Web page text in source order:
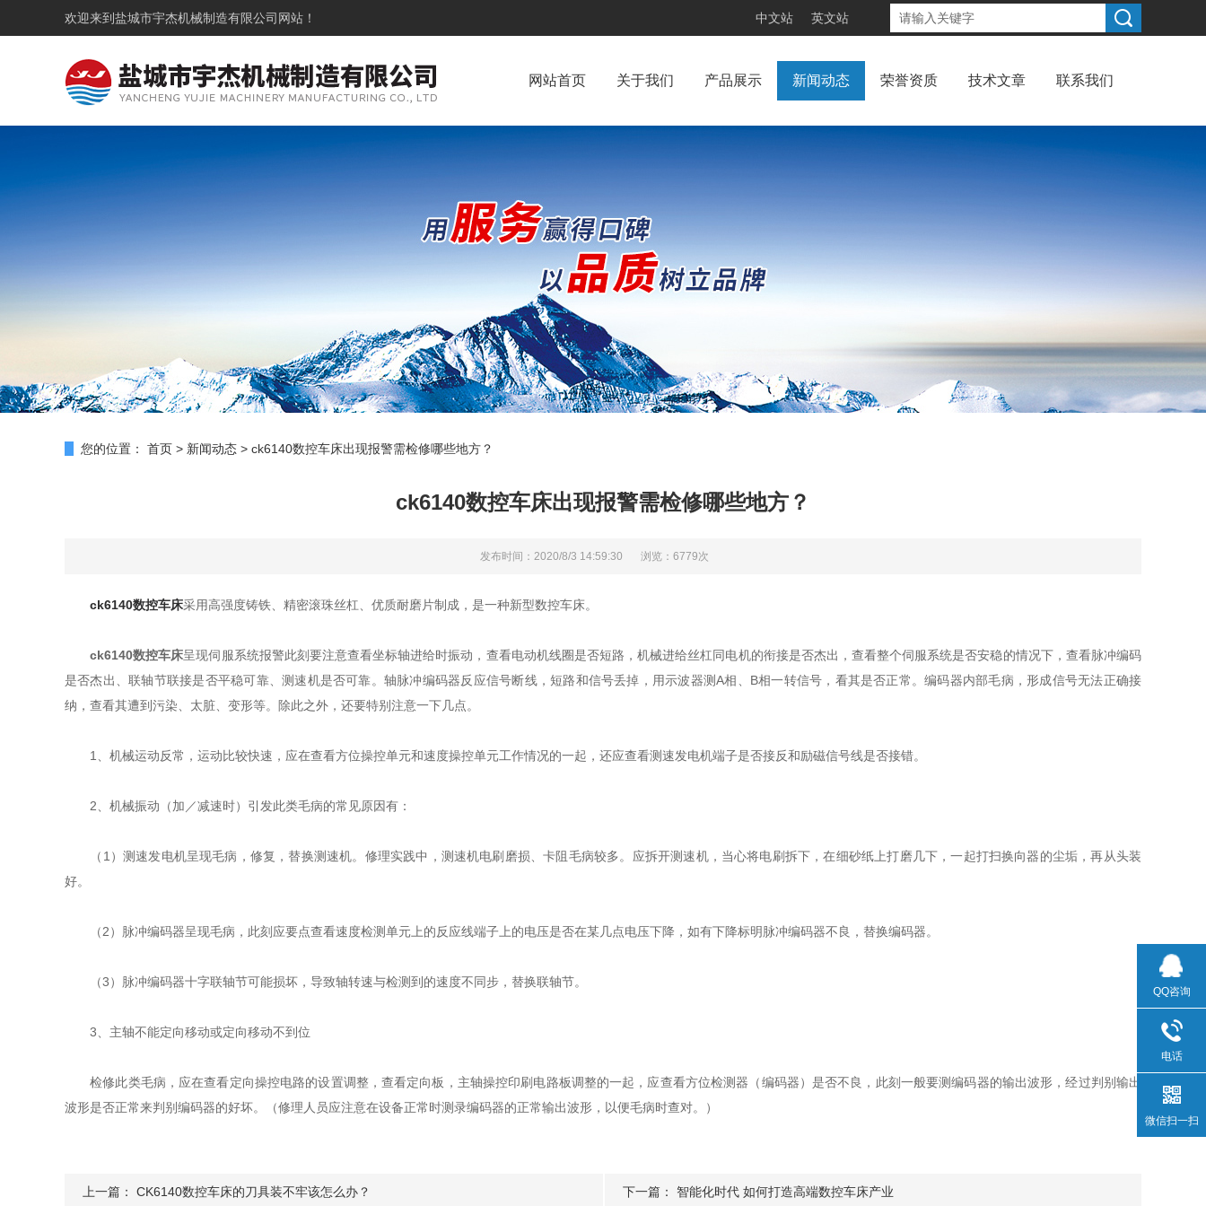
欢迎来到 盐城市宇杰机械制造有限公司 网站！ 中文站 英文站
网站首页 关于我们 产品展示 新闻动态 荣誉资质 技术文章 联系我们
您的位置： 首页 > 新闻动态 > ck6140数控车床出现报警需检修哪些地方？
ck6140数控车床出现报警需检修哪些地方？
发布时间：2020/8/3 14:59:30 浏览：6779次
ck6140数控车床采用高强度铸铁、精密滚珠丝杠、优质耐磨片制成，是一种新型数控车床。
ck6140数控车床呈现伺服系统报警此刻要注意查看坐标轴进给时振动，查看电动机线圈是否短路，机械进给丝杠同电机的衔接是否杰出，查看整个伺服系统是否安稳的情况下，查看脉冲编码
是否杰出、联轴节联接是否平稳可靠、测速机是否可靠。轴脉冲编码器反应信号断线，短路和信号丢掉，用示波器测A相、B相一转信号，看其是否正常。编码器内部毛病，形成信号无法正确接
纳，查看其遭到污染、太脏、变形等。除此之外，还要特别注意一下几点。
1、机械运动反常，运动比较快速，应在查看方位操控单元和速度操控单元工作情况的一起，还应查看测速发电机端子是否接反和励磁信号线是否接错。
2、机械振动（加／减速时）引发此类毛病的常见原因有：
（1）测速发电机呈现毛病，修复，替换测速机。修理实践中，测速机电刷磨损、卡阻毛病较多。应拆开测速机，当心将电刷拆下，在细砂纸上打磨几下，一起打扫换向器的尘垢，再从头装
好。
（2）脉冲编码器呈现毛病，此刻应要点查看速度检测单元上的反应线端子上的电压是否在某几点电压下降，如有下降标明脉冲编码器不良，替换编码器。
（3）脉冲编码器十字联轴节可能损坏，导致轴转速与检测到的速度不同步，替换联轴节。
3、主轴不能定向移动或定向移动不到位
检修此类毛病，应在查看定向操控电路的设置调整，查看定向板，主轴操控印刷电路板调整的一起，应查看方位检测器（编码器）是否不良，此刻一般要测编码器的输出波形，经过判别输出
波形是否正常来判别编码器的好坏。（修理人员应注意在设备正常时测录编码器的正常输出波形，以便毛病时查对。）
上一篇： CK6140数控车床的刀具装不牢该怎么办？ 下一篇： 智能化时代 如何打造高端数控车床产业
QQ咨询
电话
微信扫一扫